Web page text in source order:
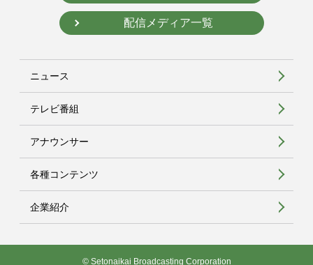
配信メディア一覧
ニュース
テレビ番組
アナウンサー
各種コンテンツ
企業紹介
© Setonaikai Broadcasting Corporation